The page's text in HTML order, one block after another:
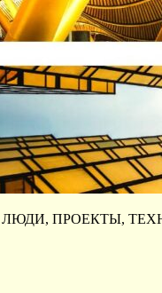
ПРОЕКТЫ,